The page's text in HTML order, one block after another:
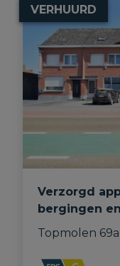
VERHUURD
Verzorgd
bergingen
Topmolen 69a